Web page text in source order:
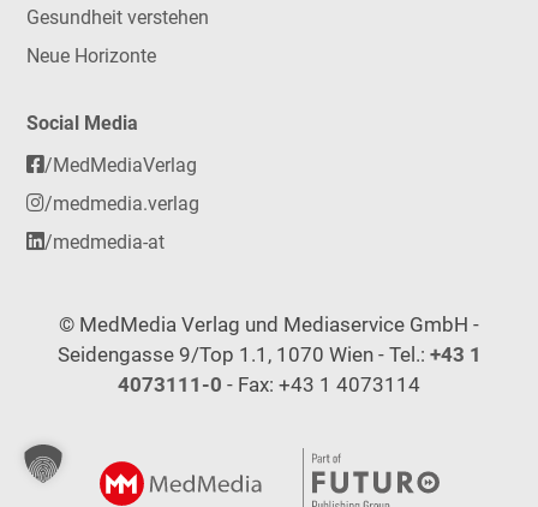
Gesundheit verstehen
Neue Horizonte
Social Media
/MedMediaVerlag
/medmedia.verlag
/medmedia-at
© MedMedia Verlag und Mediaservice GmbH -
Seidengasse 9/Top 1.1, 1070 Wien - Tel.: +43 1
4073111-0 - Fax: +43 1 4073114